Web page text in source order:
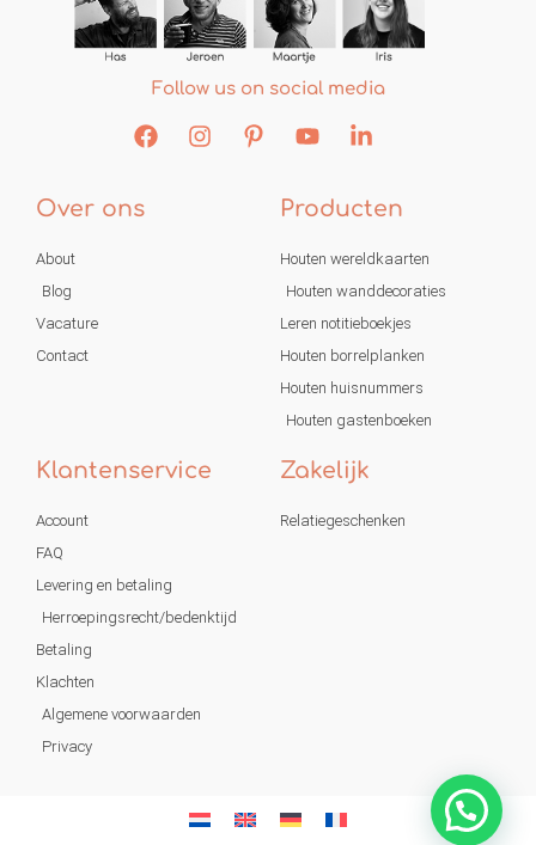
Follow us on social media
Over ons
About
Blog
Vacature
Contact
Producten
Houten wereldkaarten
Houten wanddecoraties
Leren notitieboekjes
Houten borrelplanken
Houten huisnummers
Houten gastenboeken
Klantenservice
Account
FAQ
Levering en betaling
Herroepingsrecht/bedenktijd
Betaling
Klachten
Algemene voorwaarden
Privacy
Zakelijk
Relatiegeschenken